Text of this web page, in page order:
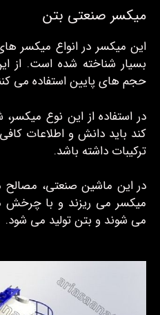
میکسر صنعتی بتن
این میکسر در انواع میکسر
بسیار شناخته شده است. از
حجم های پایین استفاده می
در استفاده از این نوع
کند باید دانش و اطلاعات
ترکیبات داشته باشد.
در این ماشین صنعتی، مصالح
میکسر می ریزند و با چرخش
می شوند و بتن تولید می شود.